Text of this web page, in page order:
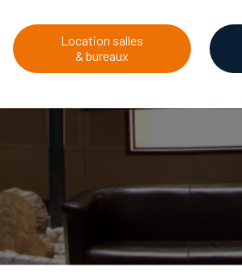
Location salles
& bureaux